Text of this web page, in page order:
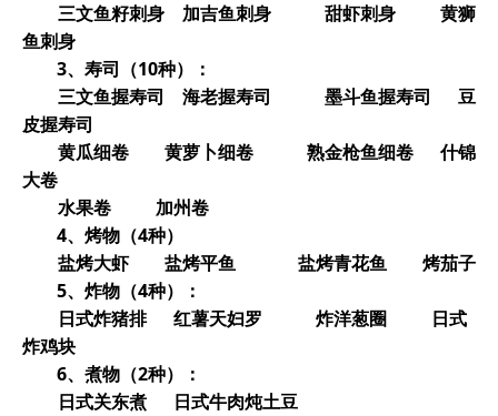
三文鱼籽刺身 加吉鱼刺身 甜虾刺身 黄狮
鱼刺身
3、寿司（10种）：
三文鱼握寿司 海老握寿司 墨斗鱼握寿司 豆
皮握寿司
黄瓜细卷 黄萝卜细卷 熟金枪鱼细卷 什锦
大卷
水果卷 加州卷
4、烤物（4种）
盐烤大虾 盐烤平鱼 盐烤青花鱼 烤茄子
5、炸物（4种）：
日式炸猪排 红薯天妇罗 炸洋葱圈 日式
炸鸡块
6、煮物（2种）：
日式关东煮 日式牛肉炖土豆